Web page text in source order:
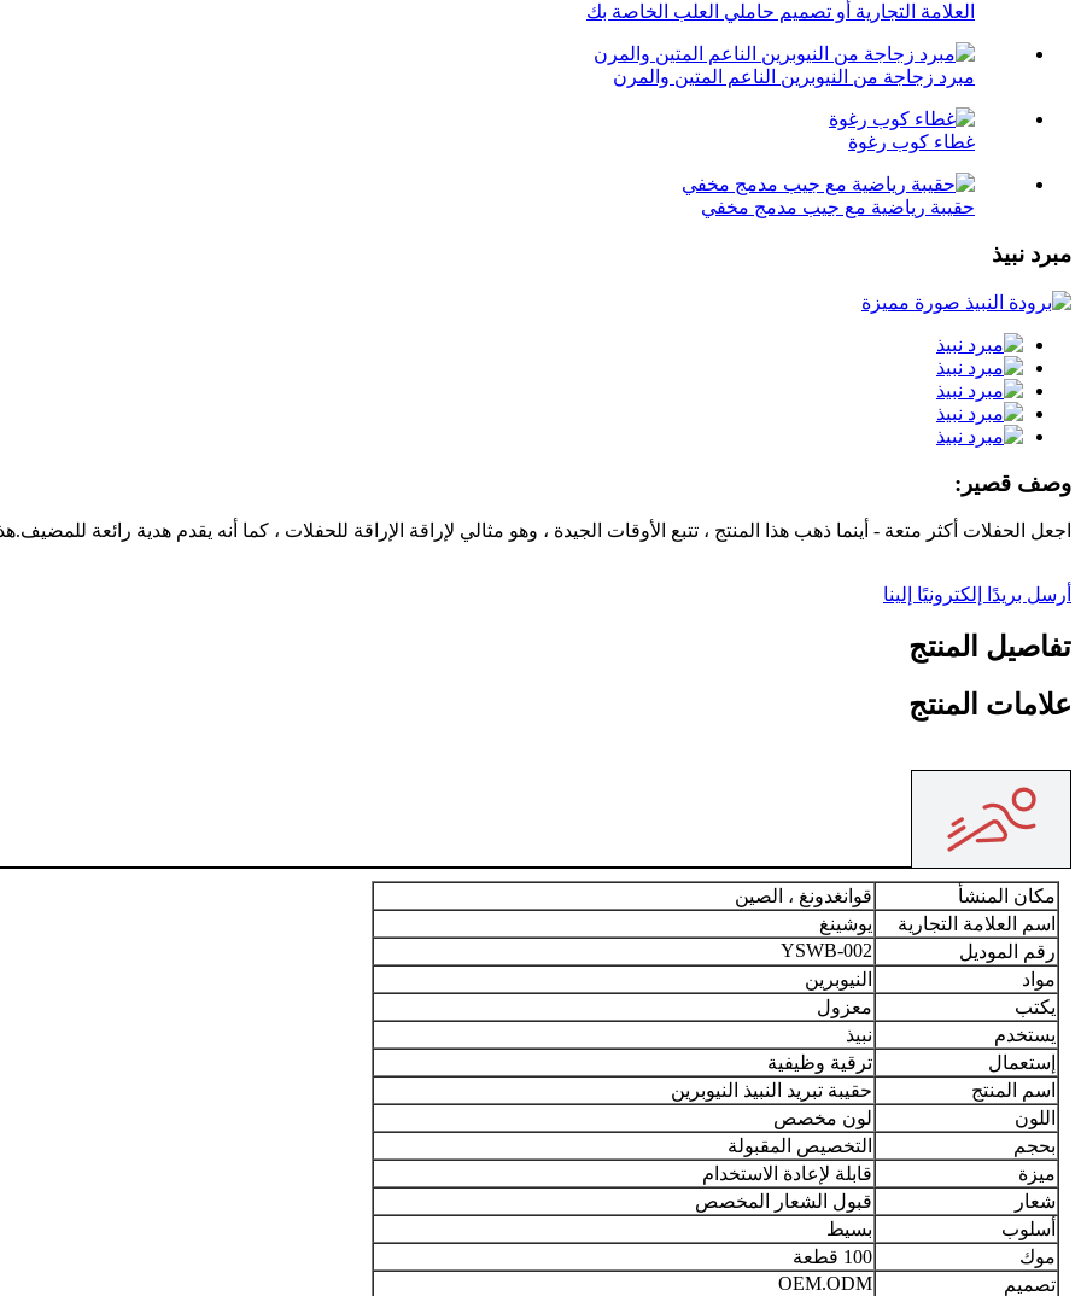
العلامة التجارية أو تصميم حاملي العلب الخاصة بك
مبرد زجاجة من النيوبرين الناعم المتين والمرن
غطاء كوب رغوة
حقيبة رياضية مع جيب مدمج مخفي
مبرد نبيذ
وصف قصير:
اجعل الحفلات أكثر متعة - أينما ذهب هذا المنتج ، تتبع الأوقات الجيدة ، وهو مثالي لإراقة الإراقة للحفلات ، كما أنه يقدم هدية رائعة
أرسل بريدًا إلكترونيًا إلينا
تفاصيل المنتج
علامات المنتج
مكان المنشأ
قوانغدونغ ، الصين
اسم العلامة التجارية
يوشينغ
رقم الموديل
YSWB-002
مواد
النيوبرين
يكتب
معزول
يستخدم
نبيذ
إستعمال
ترقية وظيفية
اسم المنتج
حقيبة تبريد النبيذ النيوبرين
اللون
لون مخصص
بحجم
التخصيص المقبولة
ميزة
قابلة لإعادة الاستخدام
شعار
قبول الشعار المخصص
أسلوب
بسيط
موك
100 قطعة
تصميم
OEM.ODM